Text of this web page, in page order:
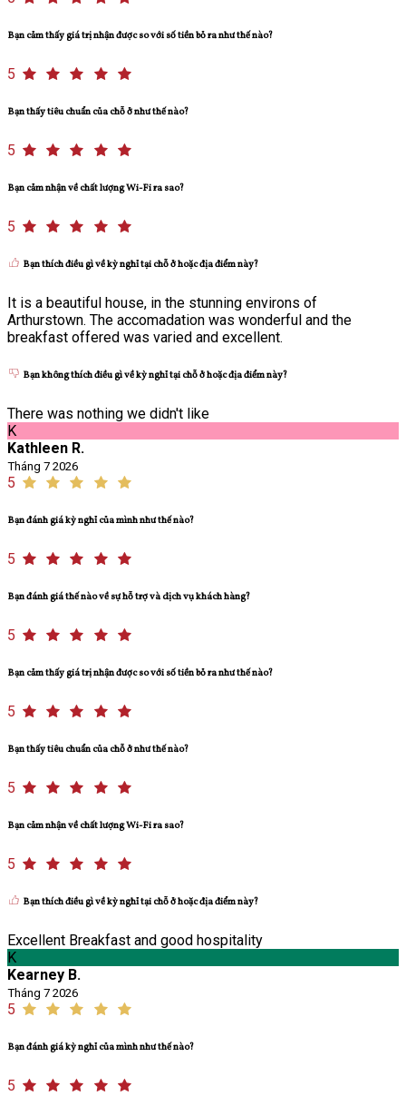
Bạn cảm thấy giá trị nhận được so với số tiền bỏ ra như thế nào?
5
Bạn thấy tiêu chuẩn của chỗ ở như thế nào?
5
Bạn cảm nhận về chất lượng Wi-Fi ra sao?
5
Bạn thích điều gì về kỳ nghỉ tại chỗ ở hoặc địa điểm này?
It is a beautiful house, in the stunning environs of
Arthurstown. The accomadation was wonderful and the
breakfast offered was varied and excellent.
Bạn không thích điều gì về kỳ nghỉ tại chỗ ở hoặc địa điểm này?
There was nothing we didn't like
K
Kathleen R.
Tháng 7 2026
5
Bạn đánh giá kỳ nghỉ của mình như thế nào?
5
Bạn đánh giá thế nào về sự hỗ trợ và dịch vụ khách hàng?
5
Bạn cảm thấy giá trị nhận được so với số tiền bỏ ra như thế nào?
5
Bạn thấy tiêu chuẩn của chỗ ở như thế nào?
5
Bạn cảm nhận về chất lượng Wi-Fi ra sao?
5
Bạn thích điều gì về kỳ nghỉ tại chỗ ở hoặc địa điểm này?
Excellent Breakfast and good hospitality
K
Kearney B.
Tháng 7 2026
5
Bạn đánh giá kỳ nghỉ của mình như thế nào?
5